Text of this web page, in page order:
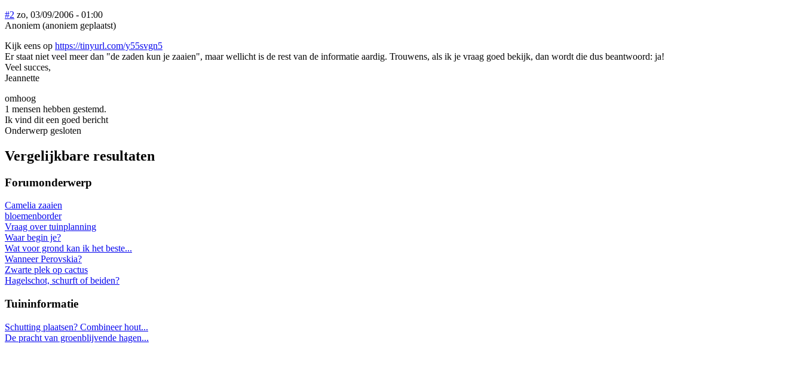
#2 zo, 03/09/2006 - 01:00
Anoniem (anoniem geplaatst)
Kijk eens op https://tinyurl.com/y55svgn5
Er staat niet veel meer dan "de zaden kun je zaaien", maar wellicht is de rest van de informatie aardig. Trouwens, als ik je vraag goed bekijk, dan wordt die dus beantwoord: ja!
Veel succes,
Jeannette
omhoog
1 mensen hebben gestemd.
Ik vind dit een goed bericht
Onderwerp gesloten
Vergelijkbare resultaten
Forumonderwerp
Camelia zaaien
bloemenborder
Vraag over tuinplanning
Waar begin je?
Wat voor grond kan ik het beste...
Wanneer Perovskia?
Zwarte plek op cactus
Hagelschot, schurft of beiden?
Tuininformatie
Schutting plaatsen? Combineer hout...
De pracht van groenblijvende hagen...